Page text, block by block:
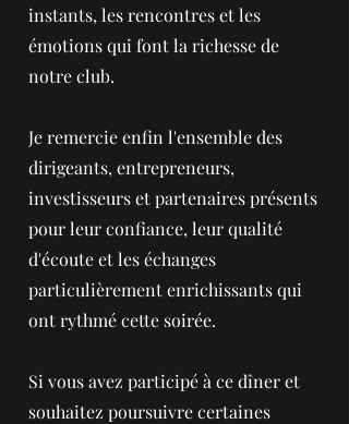
instants, les rencontres et les
émotions qui font la richesse de
notre club.
Je remercie enfin l'ensemble des
dirigeants, entrepreneurs,
investisseurs et partenaires présents
pour leur confiance, leur qualité
d'écoute et les échanges
particulièrement enrichissants qui
ont rythmé cette soirée.
Si vous avez participé à ce dîner et
souhaitez poursuivre certaines